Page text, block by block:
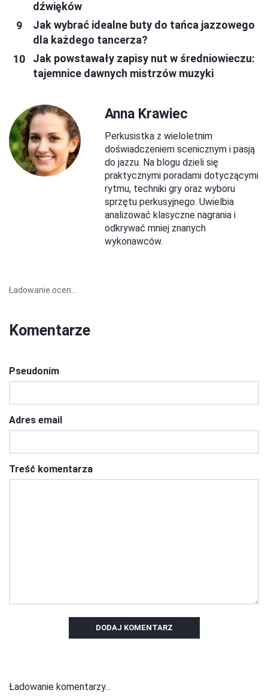
dźwięków
Jak wybrać idealne buty do tańca jazzowego
dla każdego tancerza?
Jak powstawały zapisy nut w średniowieczu:
tajemnice dawnych mistrzów muzyki
Anna Krawiec
Perkusistka z wieloletnim
doświadczeniem scenicznym i pasją
do jazzu. Na blogu dzieli się
praktycznymi poradami dotyczącymi
rytmu, techniki gry oraz wyboru
sprzętu perkusyjnego. Uwielbia
analizować klasyczne nagrania i
odkrywać mniej znanych
wykonawców.
Ładowanie ocen...
Komentarze
Pseudonim
Adres email
Treść komentarza
DODAJ KOMENTARZ
Ładowanie komentarzy...